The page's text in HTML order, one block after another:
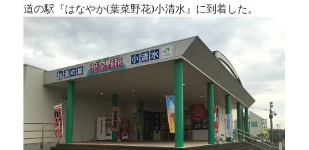
道の駅『はなやか(葉菜野花)小清水』に到着した。